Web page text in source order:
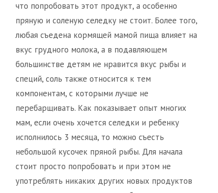
что попробовать этот продукт, а особенно
пряную и соленую селедку не стоит. Более того,
любая съедена кормящей мамой пища влияет на
вкус грудного молока, а в подавляющем
большинстве детям не нравится вкус рыбы и
специй, соль также относится к тем
компонентам, с которыми лучше не
перебарщивать. Как показывает опыт многих
мам, если очень хочется селедки и ребенку
исполнилось 3 месяца, то можно съесть
небольшой кусочек пряной рыбы. Для начала
стоит просто попробовать и при этом не
употреблять никаких других новых продуктов